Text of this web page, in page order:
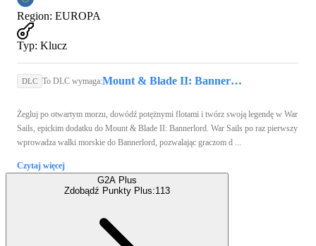
Region: EUROPA
Typ: Klucz
DLC To DLC wymaga: Mount & Blade II: Bannerlord (Xbox Series X/S, PC) - Xbox Live Key - EUROPE
Żegluj po otwartym morzu, dowódź potężnymi flotami i twórz swoją legendę w War
Sails, epickim dodatku do Mount & Blade II: Bannerlord. War Sails po raz pierwszy
wprowadza walki morskie do Bannerlord, pozwalając graczom d ...
Czytaj więcej
G2A Plus
Zdobądź Punkty Plus:113